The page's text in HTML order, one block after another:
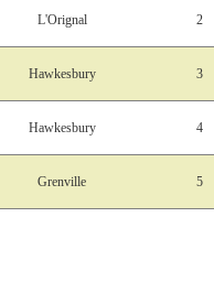
L'Orignal 2
Hawkesbury 3
Hawkesbury 4
Grenville 5